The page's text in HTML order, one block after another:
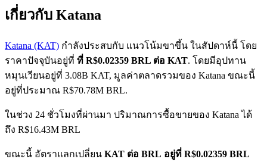
ฟิวเจอร์ส COIN-M
ฟิวเจอร์สสกุลเงินดิจิทัล
TradFi
อนุพันธ์ของหุ้น ฟอเร็กซ์ โลหะมีค่า และสินค้าโภคภัณฑ์
เกี่ยวกับ Katana
Katana (KAT) กำลังประสบกับ แนวโน้มขาขึ้น ในสัปดาห์นี้ โดย
ราคาปัจจุบันอยู่ที่ ที่ R$0.02359 BRL ต่อ KAT. โดยมีอุปทาน
หมุนเวียนอยู่ที่ 3.08B KAT, มูลค่าตลาดรวมของ Katana ขณะนี้
อยู่ที่ประมาณ R$70.78M BRL.
ในช่วง 24 ชั่วโมงที่ผ่านมา ปริมาณการซื้อขายของ Katana ได้
ถึง R$16.43M BRL
ขณะนี้ อัตราแลกเปลี่ยน KAT ต่อ BRL อยู่ที่ R$0.02359 BRL